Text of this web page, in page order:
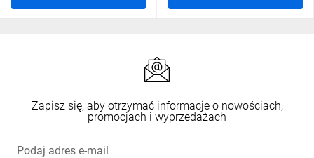
Zapisz się, aby otrzymać informacje o nowościach,
promocjach i wyprzedażach
Podaj adres e-mail